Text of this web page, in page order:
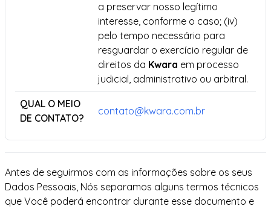
a preservar nosso legítimo
interesse, conforme o caso; (iv)
pelo tempo necessário para
resguardar o exercício regular de
direitos da Kwara em processo
judicial, administrativo ou arbitral.
QUAL O MEIO
DE CONTATO?
contato@kwara.com.br
Antes de seguirmos com as informações sobre os seus
Dados Pessoais, Nós separamos alguns termos técnicos
que Você poderá encontrar durante esse documento e